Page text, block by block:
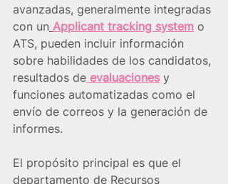
avanzadas, generalmente integradas
con un Applicant tracking system o
ATS, pueden incluir información
sobre habilidades de los candidatos,
resultados de evaluaciones y
funciones automatizadas como el
envío de correos y la generación de
informes.
El propósito principal es que el
departamento de Recursos